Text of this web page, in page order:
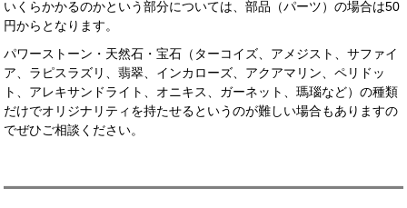
いくらかかるのかという部分については、部品（パーツ）の場合は50
円からとなります。
パワーストーン・天然石・宝石（ターコイズ、アメジスト、サファイ
ア、ラピスラズリ、翡翠、インカローズ、アクアマリン、ペリドッ
ト、アレキサンドライト、オニキス、ガーネット、瑪瑙など）の種類
だけでオリジナリティを持たせるというのが難しい場合もありますの
でぜひご相談ください。